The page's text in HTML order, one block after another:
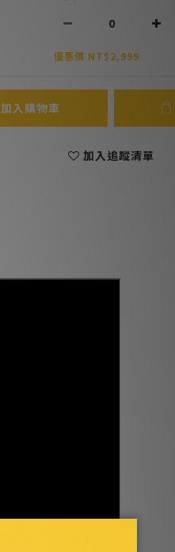
優惠價 NT$2,999
加入購物車
加入追蹤清單